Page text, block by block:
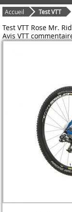
Accueil Test VTT
Test VTT Rose Mr.
Avis VTT